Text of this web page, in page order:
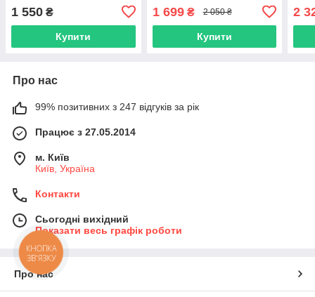
1 550 ₴
Купити
1 699₴ 2 050 ₴
Купити
2
Про нас
99% позитивних з 247 відгуків за рік
Працює з 27.05.2014
м. Київ
Київ, Україна
Контакти
Сьогодні вихідний
Показати весь графік роботи
Про нас
КНОПКА
ЗВ'ЯЗКУ